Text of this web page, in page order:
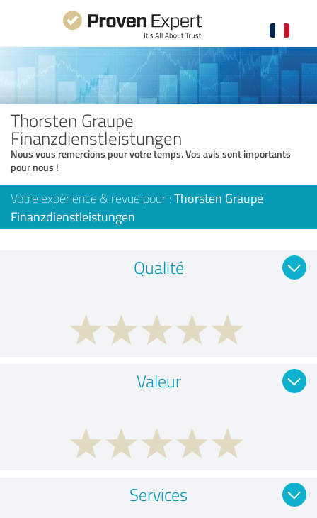
Thorsten Graupe
Finanzdienstleistungen
Nous vous remercions pour votre temps. Vos avis sont importants
pour nous !
Votre expérience & revue pour : Thorsten Graupe
Finanzdienstleistungen
Qualité
Valeur
Services